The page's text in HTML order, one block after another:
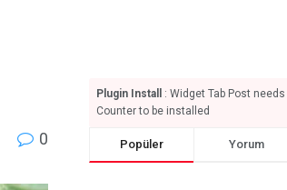
0
Plugin Install
: Widget Tab Post
Counter to be installed
Popüler Yorum